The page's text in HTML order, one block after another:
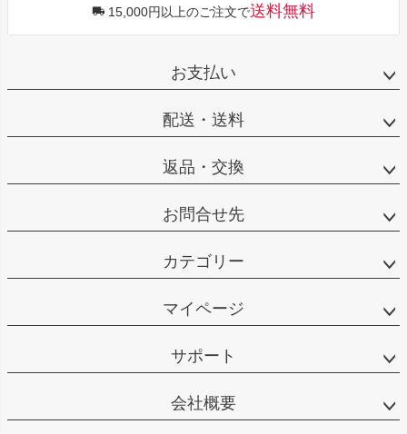
15,000円以上のご注文で送料無料
お支払い
配送・送料
返品・交換
お問合せ先
カテゴリー
マイページ
サポート
会社概要